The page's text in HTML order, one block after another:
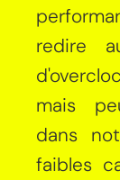
redire
mais
dans
faibles